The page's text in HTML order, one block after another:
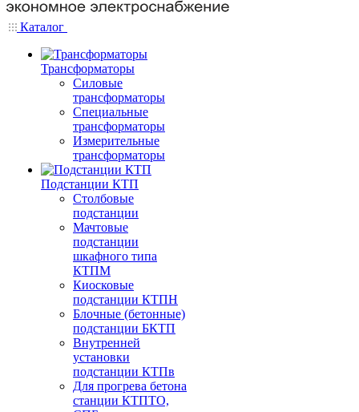
Каталог
Трансформаторы
Силовые
трансформаторы
Специальные
трансформаторы
Измерительные
трансформаторы
Подстанции КТП
Столбовые
подстанции
Мачтовые
подстанции
шкафного типа
КТПМ
Киосковые
подстанции КТПН
Блочные (бетонные)
подстанции БКТП
Внутренней
установки
подстанции КТПв
Для прогрева бетона
станции КТПТО,